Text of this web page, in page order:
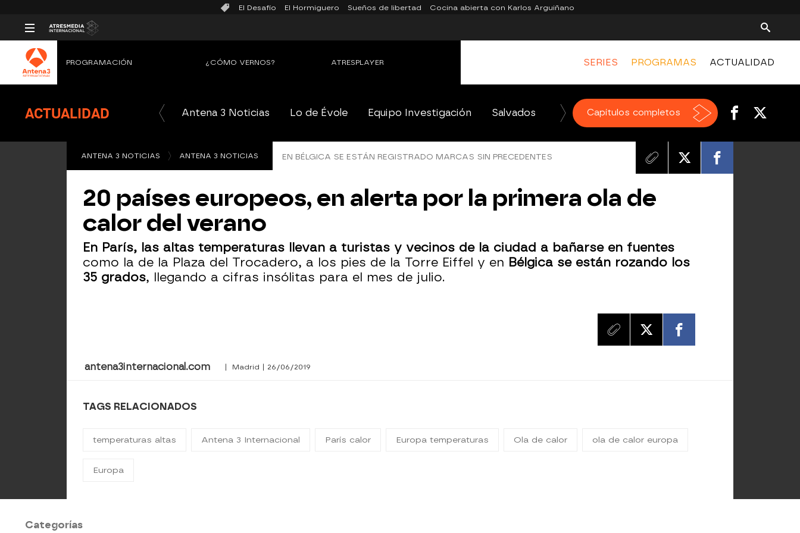
El Desafío El Hormiguero Sueños de libertad Cocina abierta con Karlos Arguiñano
SERIES PROGRAMAS ACTUALIDAD
PROGRAMACIÓN ¿CÓMO VERNOS? ATRESPLAYER
ACTUALIDAD Antena 3 Noticias Lo de Évole Equipo Investigación Salvados El Chiringuito de jugones
Capítulos completos
ANTENA 3 NOTICIAS ANTENA 3 NOTICIAS EN BÉLGICA SE ESTÁN REGISTRADO MARCAS SIN PRECEDENTES
20 países europeos, en alerta por la primera ola de
calor del verano
En París, las altas temperaturas llevan a turistas y vecinos de la ciudad a bañarse en fuentes
como la de la Plaza del Trocadero, a los pies de la Torre Eiffel y en Bélgica se están rozando los
35 grados, llegando a cifras insólitas para el mes de julio.
antena3internacional.com | Madrid | 26/06/2019
TAGS RELACIONADOS
temperaturas altas Antena 3 Internacional París calor Europa temperaturas Ola de calor ola de calor europa
Europa
Categorías